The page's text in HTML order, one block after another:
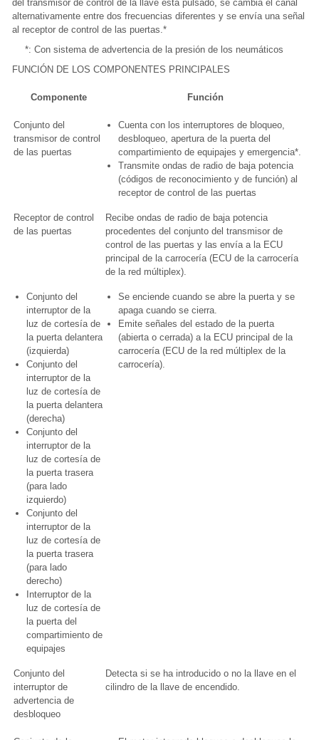
del transmisor de control de la llave está pulsado, se cambia el canal
alternativamente entre dos frecuencias diferentes y se envía una señal
al receptor de control de las puertas.*
*: Con sistema de advertencia de la presión de los neumáticos
FUNCIÓN DE LOS COMPONENTES PRINCIPALES
Componente Función
Conjunto del
transmisor de control
de las puertas
Cuenta con los interruptores de bloqueo,
desbloqueo, apertura de la puerta del
compartimiento de equipajes y emergencia*.
Transmite ondas de radio de baja potencia
(códigos de reconocimiento y de función) al
receptor de control de las puertas
Receptor de control
de las puertas
Recibe ondas de radio de baja potencia
procedentes del conjunto del transmisor de
control de las puertas y las envía a la ECU
principal de la carrocería (ECU de la carrocería
de la red múltiplex).
Conjunto del
interruptor de la
luz de cortesía de
la puerta delantera
(izquierda)
Conjunto del
interruptor de la
luz de cortesía de
la puerta delantera
(derecha)
Conjunto del
interruptor de la
luz de cortesía de
la puerta trasera
(para lado
izquierdo)
Conjunto del
interruptor de la
luz de cortesía de
la puerta trasera
(para lado
derecho)
Interruptor de la
luz de cortesía de
la puerta del
compartimiento de
equipajes
Se enciende cuando se abre la puerta y se
apaga cuando se cierra.
Emite señales del estado de la puerta
(abierta o cerrada) a la ECU principal de la
carrocería (ECU de la red múltiplex de la
carrocería).
Conjunto del
interruptor de
advertencia de
desbloqueo
Detecta si se ha introducido o no la llave en el
cilindro de la llave de encendido.